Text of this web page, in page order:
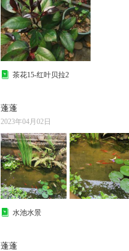
茶花15-红叶贝拉2
蓬蓬
2023年04月02日
水池水景
蓬蓬